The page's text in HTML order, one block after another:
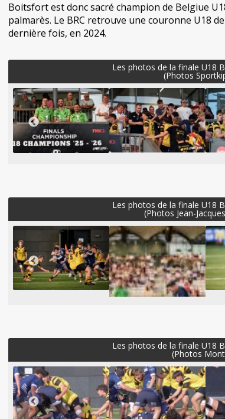
Boitsfort est donc sacré champion de Belgiue
palmarès. Le BRC retrouve une couronne U18
dernière fois, en 2024.
Les photos de la finale U18
(Photos
Les photos de la finale U18
(Photos Jean-
Les photos de la finale U18
(Photos